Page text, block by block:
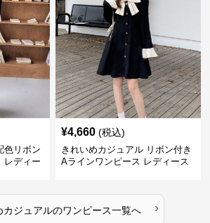
色リボン
レディー
¥4,660 (税込)
きれいめカジュアル リボン付き
Aラインワンピース レディース
ン
カジュアルのワンピース一覧へ ›